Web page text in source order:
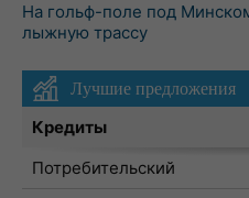
На гольф-поле под
лыжную трассу
Лучшие предложения
Кредиты
Потребительский